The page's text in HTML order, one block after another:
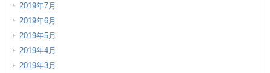
2019年7月
2019年6月
2019年5月
2019年4月
2019年3月